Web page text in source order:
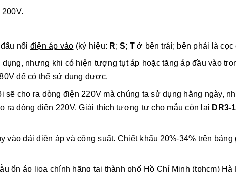
nối điện áp vào (ký hiệu: R; S; T ở bên trái; bên phải là cọc
nhưng khi có hiện tượng tụt áp hoặc tăng áp đầu vào
để có thể sử dụng được.
cho ra dòng điện 220V mà chúng ta sử dụng hằng ngày,
ra dòng điện 220V. Giải thích tương tự cho mẫu còn lại DR3-
vào dải điện áp và công suất. Chiết khấu 20%-34% trên
ổn áp lioa chính hãng tại thành phố Hồ Chí Minh (tphcm)